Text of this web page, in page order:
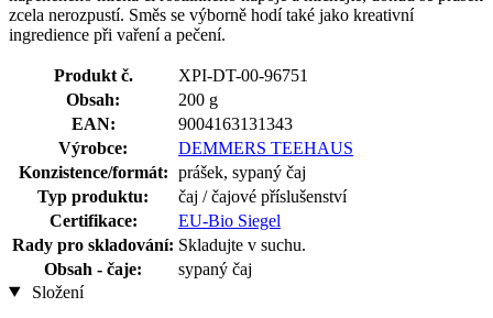
zcela nerozpustí. Směs se výborně hodí také jako kreativní
ingredience při vaření a pečení.
Produkt č.
XPI-DT-00-96751
Obsah:
200 g
EAN:
9004163131343
Výrobce:
DEMMERS TEEHAUS
Konzistence/formát: prášek, sypaný čaj
Typ produktu:
čaj / čajové příslušenství
Certifikace:
EU-Bio Siegel
Rady pro skladování: Skladujte v suchu.
Obsah - čaje:
sypaný čaj
Složení